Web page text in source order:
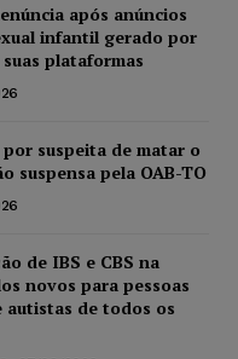
após anúncios
infantil gerado por
plataformas
suspeita de matar o
suspensa pela OAB-TO
de IBS e CBS na
novos para pessoas
autistas de todos os